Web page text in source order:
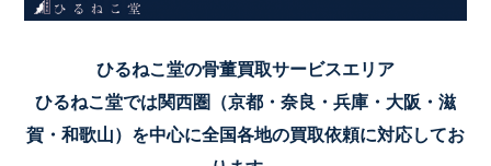
ひるねこ堂の骨董買取サービスエリア
ひるねこ堂では関西圏（京都・奈良・兵庫・大阪・滋
賀・和歌山）を中心に全国各地の買取依頼に対応してお